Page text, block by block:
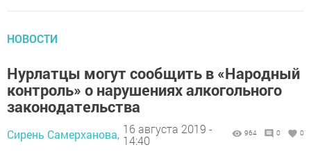
НОВОСТИ
Нурлатцы могут сообщить в «Народный
контроль» о нарушениях алкогольного
законодательства
Сирень Самерханова, 16 августа 2019 -
14:40
964 0 0